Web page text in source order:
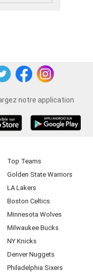
Instagram
notre application
Top Teams
Golden State Warriors
LA Lakers
Boston Celtics
Minnesota Wolves
Milwaukee Bucks
NY Knicks
Denver Nuggets
Philadelphia Sixers